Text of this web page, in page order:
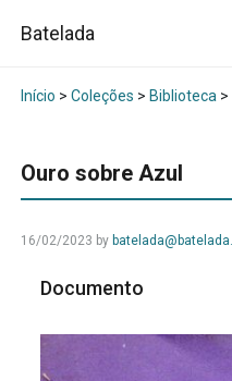
Batelada
Início > Coleções > Biblioteca>
Ouro sobre Azul
16/02/2023 by
Documento